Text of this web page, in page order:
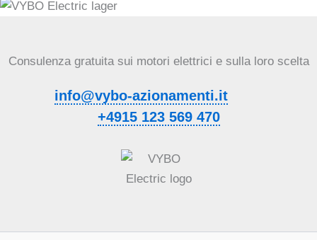
Consulenza gratuita sui motori elettrici e sulla loro scelta
info@vybo-azionamenti.it
+4915 123 569 470